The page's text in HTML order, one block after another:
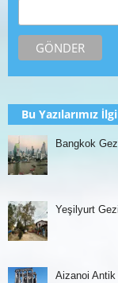
Bu Yazılarımız
Bangkok
Yeşilyurt
Aizanoi Antik